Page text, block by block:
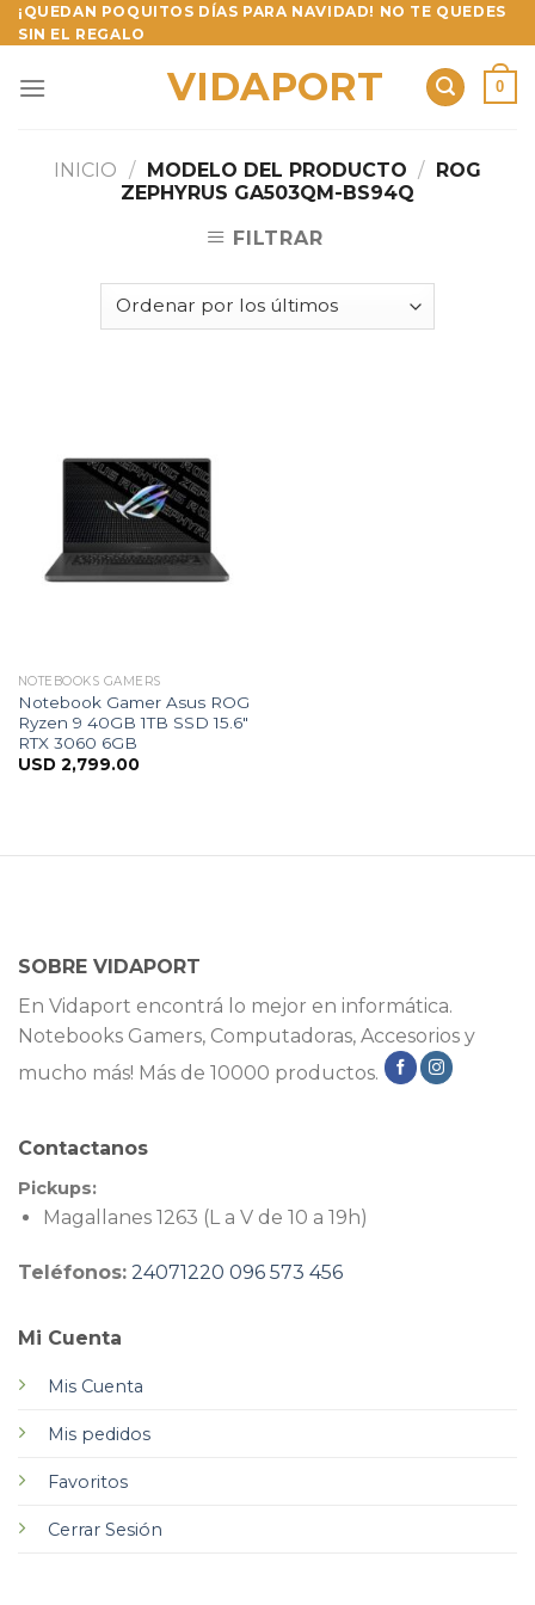
Skip
to
¡QUEDAN POQUITOS DÍAS PARA NAVIDAD! NO TE QUEDES
SIN EL REGALO
VIDAPORT 0
INICIO / MODELO DEL PRODUCTO / ROG
ZEPHYRUS GA503QM-BS94Q
FILTRAR
NOTEBOOKS GAMERS
Notebook Gamer Asus ROG
Ryzen 9 40GB 1TB SSD 15.6″
RTX 3060 6GB
USD 2,799.00
SOBRE VIDAPORT
En Vidaport encontrá lo mejor en informática.
Notebooks Gamers, Computadoras, Accesorios y
mucho más! Más de 10000 productos.
Mi Cuenta
Mis Cuenta
Mis pedidos
Favoritos
Cerrar Sesión
Contactanos
Pickups:
Magallanes 1263 (L a V de 10 a 19h)
Teléfonos: 24071220 096 573 456